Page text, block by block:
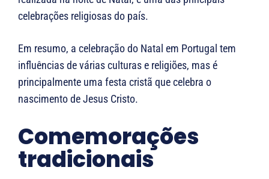
celebrações religiosas do país.
Em resumo, a celebração do Natal em Portugal tem
influências de várias culturas e religiões, mas é
principalmente uma festa cristã que celebra o
nascimento de Jesus Cristo.
Comemorações
tradicionais